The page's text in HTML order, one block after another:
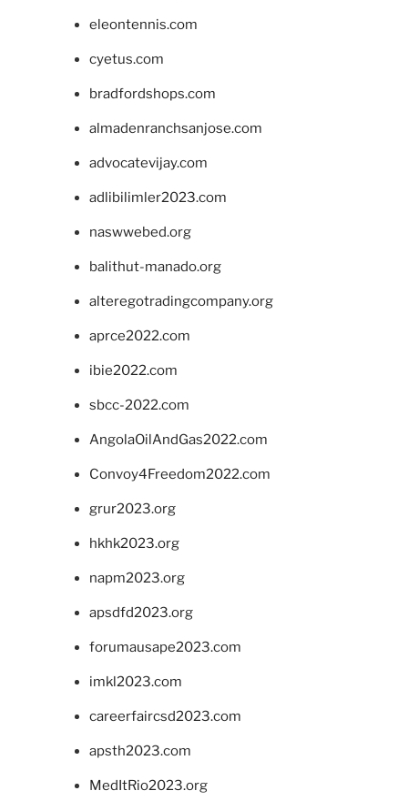
eleontennis.com
cyetus.com
bradfordshops.com
almadenranchsanjose.com
advocatevijay.com
adlibilimler2023.com
naswwebed.org
balithut-manado.org
alteregotradingcompany.org
aprce2022.com
ibie2022.com
sbcc-2022.com
AngolaOilAndGas2022.com
Convoy4Freedom2022.com
grur2023.org
hkhk2023.org
napm2023.org
apsdfd2023.org
forumausape2023.com
imkl2023.com
careerfaircsd2023.com
apsth2023.com
MedItRio2023.org